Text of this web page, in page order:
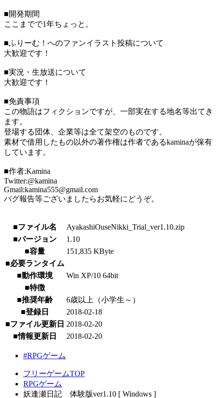
■開発期間
ここまでで1年ちょっと。
■ふりーむ！へのファンイラスト投稿について
大歓迎です！
■実況・生放送について
大歓迎です！
■免責事項
この物語はフィクションですが、一部実在する地名等出てき
ます。
登場する団体、企業等は全て架空のものです。
素材で借用したもの以外の著作権は作者であるkaminaが保有
しています。
■作者:Kamina
Twitter:@kamina
Gmail:kamina555@gmail.com
バグ報告等ございましたらお気軽にどうぞ。
■ファイル名
AyakashiOuseNikki_Trial_ver1.10.zip
■バージョン
1.10
■容量
151,835 KByte
■必要ランタイム
■動作環境
Win XP/10 64bit
■特徴
■推奨年齢
6歳以上（小学生～）
■登録日
2018-02-18
■ファイル更新日 2018-02-20
■情報更新日
2018-02-20
#RPGゲーム
フリーゲームTOP
RPGゲーム
妖逢瀬日記 体験版ver1.10 [ Windows ]